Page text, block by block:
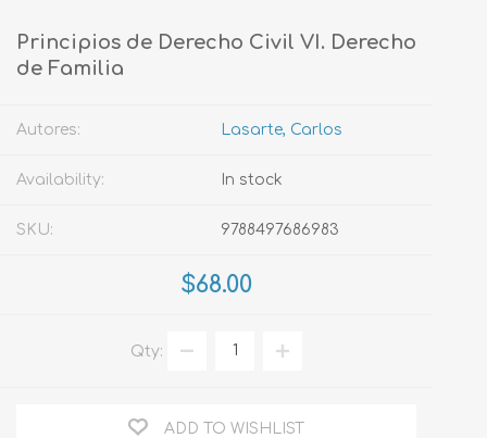
Principios de Derecho Civil VI. Derecho
de Familia
Autores: Lasarte, Carlos
Availability: In stock
SKU: 9788497686983
$68.00
Qty:
ADD TO WISHLIST